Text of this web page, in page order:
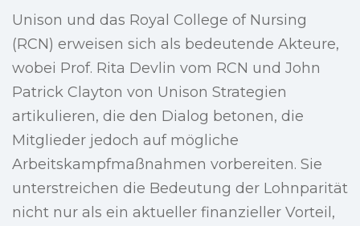
Unison und das Royal College of Nursing
(RCN) erweisen sich als bedeutende Akteure,
wobei Prof. Rita Devlin vom RCN und John
Patrick Clayton von Unison Strategien
artikulieren, die den Dialog betonen, die
Mitglieder jedoch auf mögliche
Arbeitskampfmaßnahmen vorbereiten. Sie
unterstreichen die Bedeutung der Lohnparität
nicht nur als ein aktueller finanzieller Vorteil,